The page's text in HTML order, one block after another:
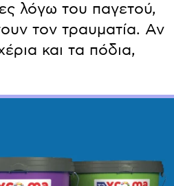
λόγω του παγετού,
τον τραυματία. Αν
και τα πόδια,